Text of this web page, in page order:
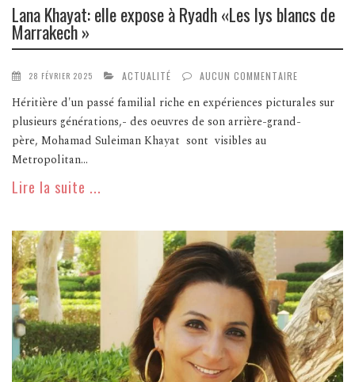
Lana Khayat: elle expose à Ryadh «Les lys blancs de
Marrakech »
28 FÉVRIER 2025 ACTUALITÉ AUCUN COMMENTAIRE
Héritière d'un passé familial riche en expériences picturales sur
plusieurs générations,- des oeuvres de son arrière-grand-
père, Mohamad Suleiman Khayat sont visibles au
Metropolitan...
Lire la suite ...